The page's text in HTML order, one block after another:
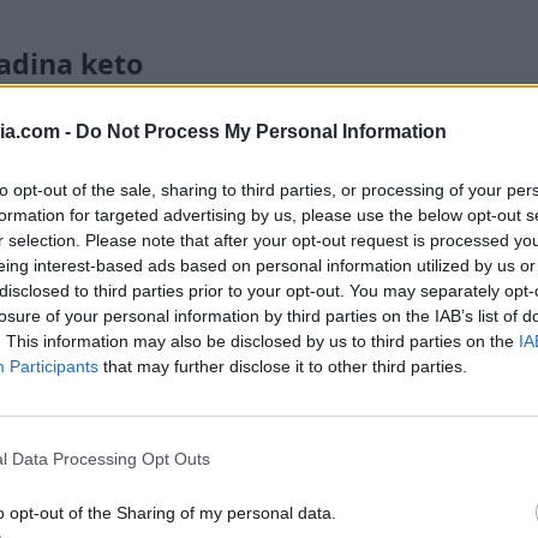
- Do Not Process My Personal Information
opt-out of the sale, sharing to third parties, or processing of your
for targeted advertising by us, please use the below opt-out
selection. Please note that after your opt-out request is processed
interest-based ads based on personal information utilized by us
to third parties prior to your opt-out. You may separately
of your personal information by third parties on the IAB’s list of
This information may also be disclosed by us to third parties on the
Participants that may further disclose it to other third parties.
Data Processing Opt Outs
opt-out of the Sharing of my personal data.
keto
è un ottima soluzione per pranzo o
in un pasto completo. È perfetta da
buona anche fredda!
ideali quando hai poco tempoma non